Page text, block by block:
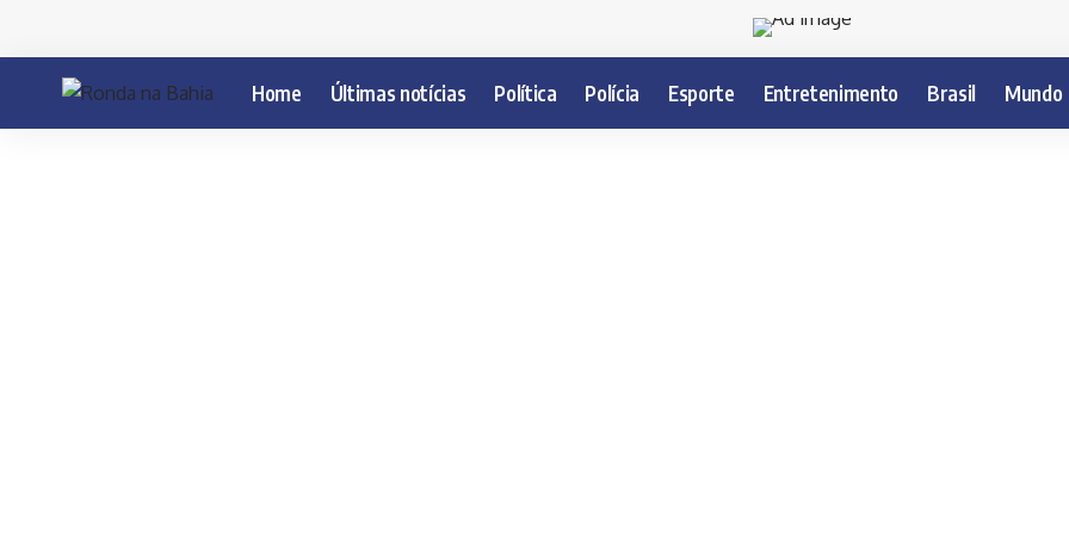
Home Últimas notícias Política Polícia Esporte Entretenimento Brasil Mundo